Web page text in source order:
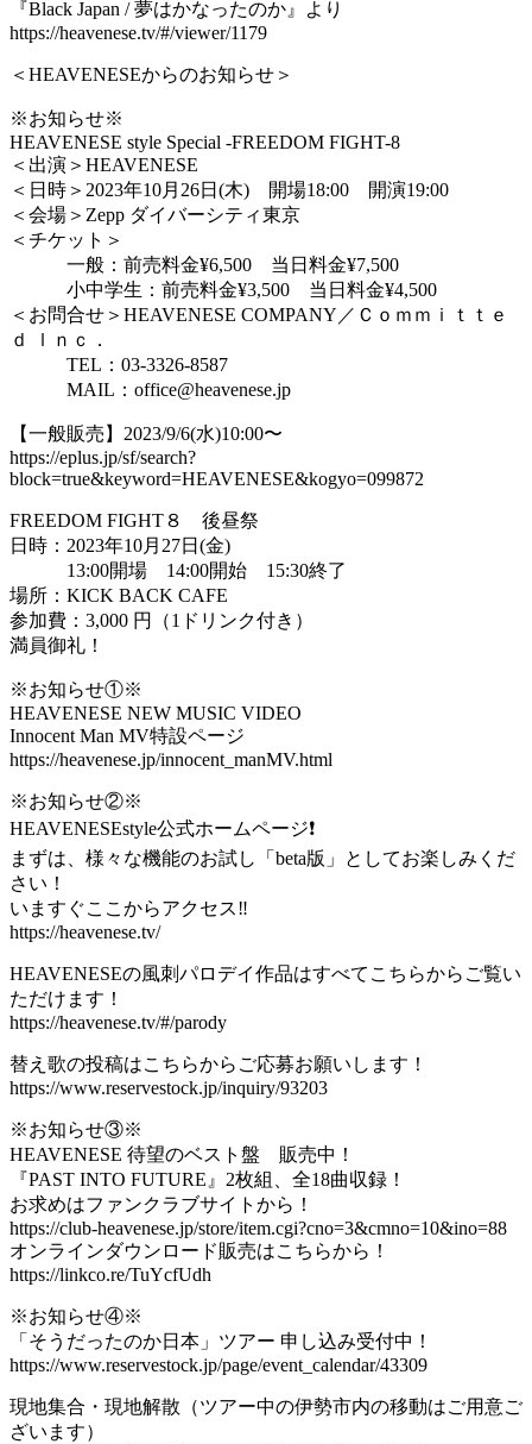
『Black Japan / 夢はかなったのか』より
https://heavenese.tv/#/viewer/1179
＜HEAVENESEからのお知らせ＞
※お知らせ※
HEAVENESE style Special -FREEDOM FIGHT-8
＜出演＞HEAVENESE
＜日時＞2023年10月26日(木) 開場18:00 開演19:00
＜会場＞Zepp ダイバーシティ東京
＜チケット＞
一般：前売料金¥6,500 当日料金¥7,500
小中学生：前売料金¥3,500 当日料金¥4,500
＜お問合せ＞HEAVENESE COMPANY／Ｃｏｍｍｉｔｔｅ
ｄ ｌｎｃ．
TEL：03-3326-8587
MAIL：office@heavenese.jp
【一般販売】2023/9/6(水)10:00〜
https://eplus.jp/sf/search?
block=true&keyword=HEAVENESE&kogyo=099872
FREEDOM FIGHT８ 後昼祭
日時：2023年10月27日(金)
13:00開場 14:00開始 15:30終了
場所：KICK BACK CAFE
参加費：3,000 円（1ドリンク付き）
満員御礼！
※お知らせ①※
HEAVENESE NEW MUSIC VIDEO
Innocent Man MV特設ページ
https://heavenese.jp/innocent_manMV.html
※お知らせ②※
HEAVENESEstyle公式ホームページ❗️
まずは、様々な機能のお試し「beta版」としてお楽しみくだ
さい！
いますぐここからアクセス‼️
https://heavenese.tv/
HEAVENESEの風刺パロデイ作品はすべてこちらからご覧い
ただけます！
https://heavenese.tv/#/parody
替え歌の投稿はこちらからご応募お願いします！
https://www.reservestock.jp/inquiry/93203
※お知らせ③※
HEAVENESE 待望のベスト盤 販売中！
『PAST INTO FUTURE』2枚組、全18曲収録！
お求めはファンクラブサイトから！
https://club-heavenese.jp/store/item.cgi?cno=3&cmno=10&ino=88
オンラインダウンロード販売はこちらから！
https://linkco.re/TuYcfUdh
※お知らせ④※
「そうだったのか日本」ツアー 申し込み受付中！
https://www.reservestock.jp/page/event_calendar/43309
現地集合・現地解散（ツアー中の伊勢市内の移動はご用意ご
ざいます）